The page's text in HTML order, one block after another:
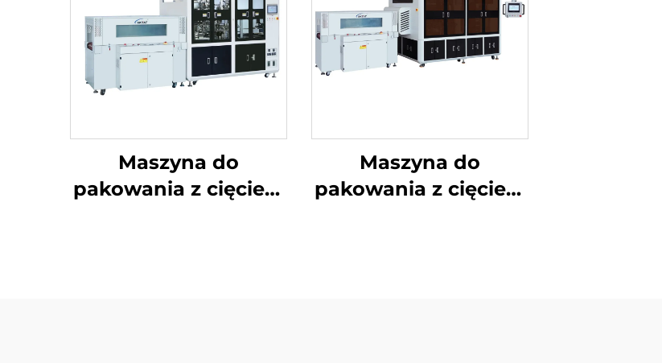
Maszyna do
pakowania z cięciem
Maszyna do
pakowania z cięciem